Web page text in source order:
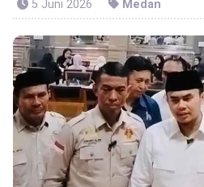
5 Juni 2026 Medan